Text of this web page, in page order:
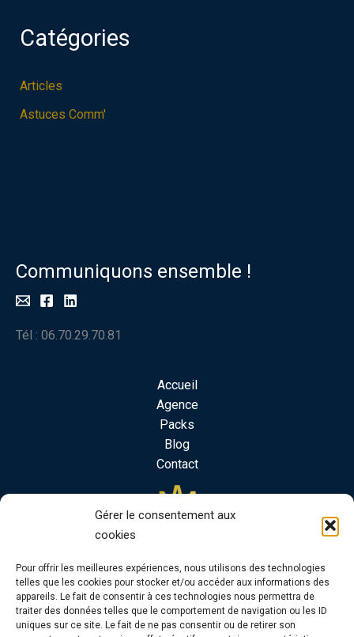
Gérer le consentement aux
cookies
Pour offrir les meilleures expériences, nous utilisons des technologies
telles que les cookies pour stocker et/ou accéder aux informations des
appareils. Le fait de consentir à ces technologies nous permettra de
traiter des données telles que le comportement de navigation ou les ID
uniques sur ce site. Le fait de ne pas consentir ou de retirer son
Catégories
Articles
Astuces Comm'
Communiquons ensemble !
Tél : 06.70.29.70.81
Accueil
Agence
Packs
Blog
Contact